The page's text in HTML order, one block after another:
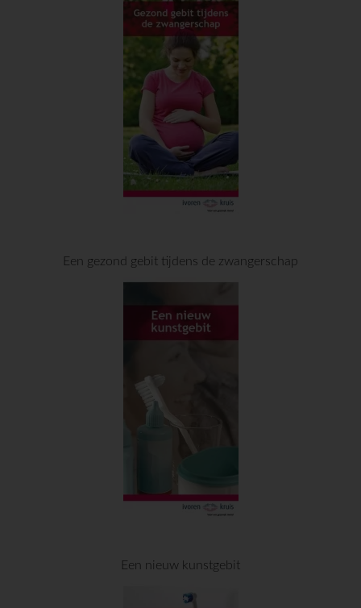
Een gezond gebit tijdens de zwangerschap
Een nieuw kunstgebit